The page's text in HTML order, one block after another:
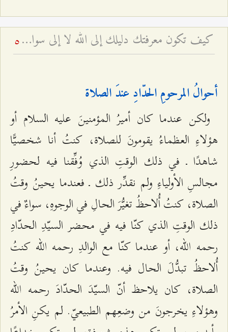
كيف تكون معرفتك دليلك إلى الله لا إلى سواه؟ - ولاية إمام الزمان عليه السلام المطلقة 5
أحوالُ المرحومِ الحدّادِ عندَ الصلاة
ولكن عندما كان أميرُ المؤمنينَ عليه السلام أو
هؤلاءِ العظماءُ يقومونَ للصلاة، كنتُ أنا شخصيًّا
شاهدًا ـ في ذلك الوقتِ الذي وُفِّقنا فيه لحضورِ
مجالسِ الأولياءِ ولم نقدِّر ذلك ـ فعندما يحينُ وقتُ
الصلاة، كنتُ أُلاحظُ تغيُّرَ الحالِ في الوجوهِ، سواءٌ في
ذلك الوقتِ الذي كنّا فيه في محضر السيّدِ الحدّادِ
رحمه الله، أو عندما كنّا مع الوالدِ رحمه الله كنتُ
أُلاحظُ تبدُّلَ الحال فيه. وعندما كان يحينُ وقتُ
الصلاة، كان يلاحظ أنّ السيّدَ الحدّادَ رحمه الله
وهؤلاءِ يخرجونَ من وضعِهم الطبيعيّ. لم يكنِ الأمرُ